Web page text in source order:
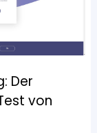
Der
von